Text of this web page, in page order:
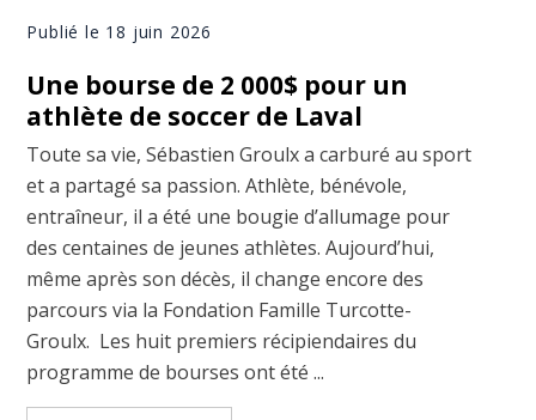
Publié le 18 juin 2026
Une bourse de 2 000$ pour un
athlète de soccer de Laval
Toute sa vie, Sébastien Groulx a carburé au sport
et a partagé sa passion. Athlète, bénévole,
entraîneur, il a été une bougie d’allumage pour
des centaines de jeunes athlètes. Aujourd’hui,
même après son décès, il change encore des
parcours via la Fondation Famille Turcotte-
Groulx. Les huit premiers récipiendaires du
programme de bourses ont été ...